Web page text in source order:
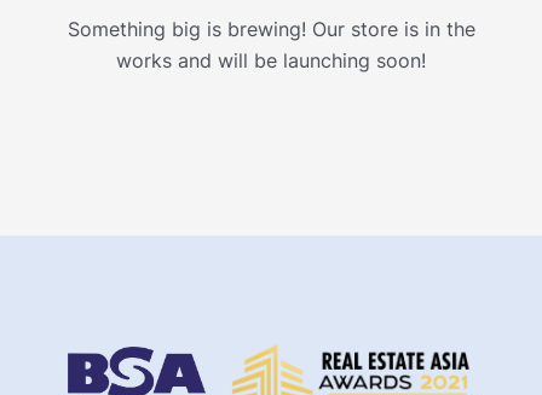
Something big is brewing! Our store is in the
works and will be launching soon!